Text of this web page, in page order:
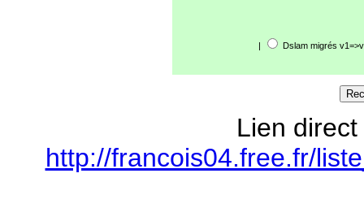
| Dslam migrés
Lien
http://francois04.free.fr/